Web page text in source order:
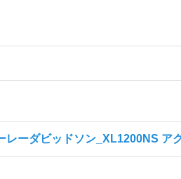
レーダビッドソン_XL1200NS ア